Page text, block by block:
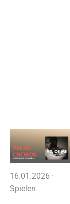
16.01.2026 ·
Spielen